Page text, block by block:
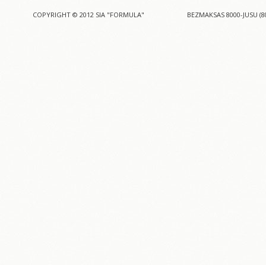
COPYRIGHT © 2012 SIA "FORMULA" BEZMAKSAS 8000-JUSU